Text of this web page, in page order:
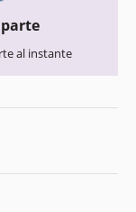
al instante